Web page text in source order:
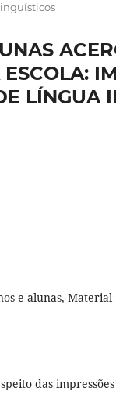
LÍNGUA
e alunas, Material
das